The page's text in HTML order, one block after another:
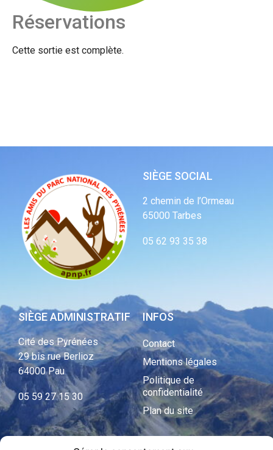
Réservations
Cette sortie est complète.
SIÈGE SOCIAL
2 chemin de l’Ormeau
65000 Tarbes
05 62 93 35 38
SIÈGE ADMINISTRATIF
Cité des Pyrénées
29 bis rue Berlioz
64000 Pau
05 59 27 15 30
INFOS
Contact
Mentions légales
Politique de
confidentialité
Plan du site